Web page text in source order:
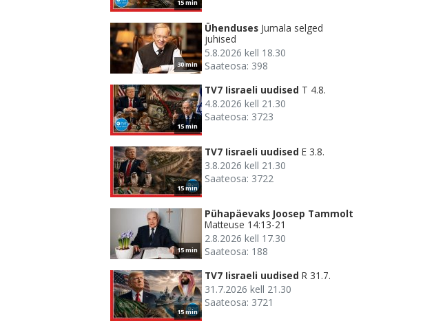
15 min
30 min
Ühenduses Jumala selged
juhised
5.8.2026 kell 18.30
Saateosa: 398
15 min
TV7 Iisraeli uudised T 4.8.
4.8.2026 kell 21.30
Saateosa: 3723
15 min
TV7 Iisraeli uudised E 3.8.
3.8.2026 kell 21.30
Saateosa: 3722
15 min
Pühapäevaks Joosep Tammolt
Matteuse 14:13-21
2.8.2026 kell 17.30
Saateosa: 188
15 min
TV7 Iisraeli uudised R 31.7.
31.7.2026 kell 21.30
Saateosa: 3721